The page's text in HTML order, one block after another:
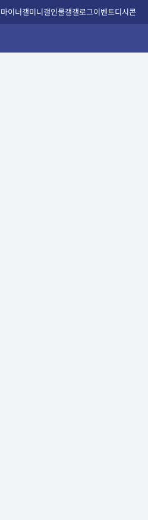
마이너갤미니갤인물갤갤로그이벤트디시콘